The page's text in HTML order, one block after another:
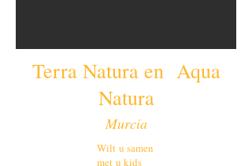
Terra Natura en Aqua
Natura
Murcia
Wilt u samen
met u kids